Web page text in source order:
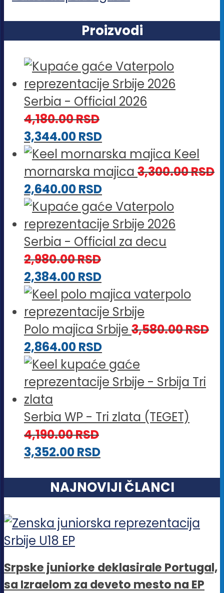
Proizvodi
Serbia - Official 2026
4,180.00RSD
3,344.00RSD
Keel
mornarska majica 3,300.00RSD
2,640.00RSD
Serbia - Official za decu
2,980.00RSD
2,384.00RSD
Polo majica Srbije 3,580.00RSD
2,864.00RSD
Serbia WP - Tri zlata (TEGET)
4,190.00RSD
3,352.00RSD
NAJNOVIJI ČLANCI
Srpske juniorke deklasirale Portugal,
sa Izraelom za deveto mesto na EP